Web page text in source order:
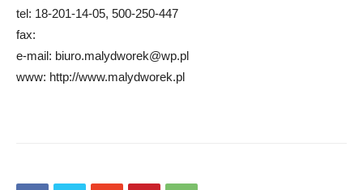
tel: 18-201-14-05, 500-250-447
fax:
e-mail: biuro.malydworek@wp.pl
www: http://www.malydworek.pl